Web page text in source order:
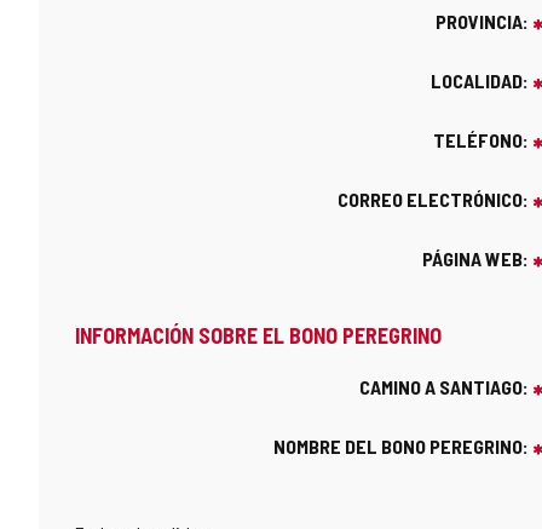
PROVINCIA:
LOCALIDAD:
TELÉFONO:
CORREO ELECTRÓNICO:
PÁGINA WEB:
INFORMACIÓN SOBRE EL BONO PEREGRINO
CAMINO A SANTIAGO:
NOMBRE DEL BONO PEREGRINO: